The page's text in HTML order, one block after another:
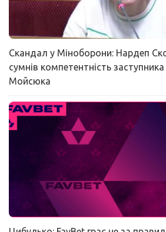
Скандал у Міноборони: Нардеп
сумнів компетентність заступника
Мойсюка